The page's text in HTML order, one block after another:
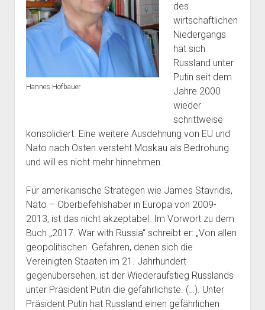
Hannes Hofbauer
des
wirtschaftlichen
Niedergangs
hat sich
Russland unter
Putin seit dem
Jahre 2000
wieder
schrittweise
konsolidiert. Eine weitere Ausdehnung von EU und
Nato nach Osten versteht Moskau als Bedrohung
und will es nicht mehr hinnehmen.
Für amerikanische Strategen wie James Stavridis,
Nato – Oberbefehlshaber in Europa von 2009-
2013, ist das nicht akzeptabel. Im Vorwort zu dem
Buch „2017. War with Russia“ schreibt er: „Von allen
geopolitischen Gefahren, denen sich die
Vereinigten Staaten im 21. Jahrhundert
gegenübersehen, ist der Wiederaufstieg Russlands
unter Präsident Putin die gefährlichste. (…). Unter
Präsident Putin hat Russland einen gefährlichen